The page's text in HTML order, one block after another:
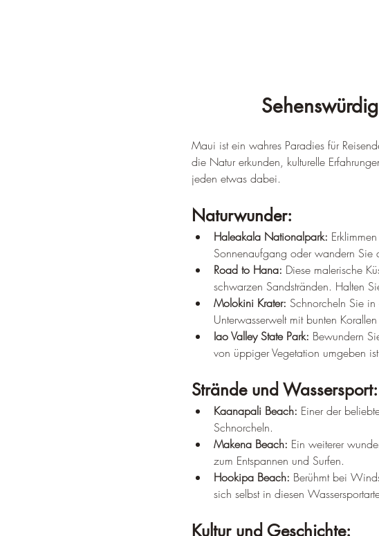
Maui ist ein wahres Paradies für
die Natur erkunden, kulturelle
jeden etwas dabei.
Naturwunder:
Haleakala Nationalpark:
Sonnenaufgang oder wandern Sie
Road to Hana: Diese malerische
schwarzen Sandstränden. Halten
Molokini Krater: Schnorcheln Sie
Unterwasserwelt mit bunten
Iao Valley State Park: Bewundern
von üppiger Vegetation umgeben
Strände und Wassersport:
Kaanapali Beach: Einer der
Schnorcheln.
Makena Beach: Ein weiterer
zum Entspannen und Surfen.
Hookipa Beach: Berühmt bei
sich selbst in diesen
Kultur und Geschichte: